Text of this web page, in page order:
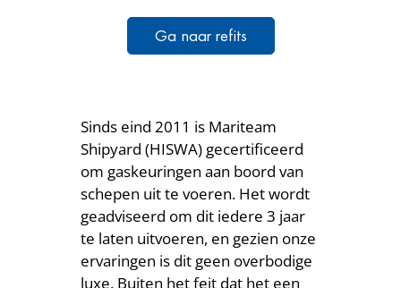
Ga naar refits
Sinds eind 2011 is Mariteam
Shipyard (HISWA) gecertificeerd
om gaskeuringen aan boord van
schepen uit te voeren. Het wordt
geadviseerd om dit iedere 3 jaar
te laten uitvoeren, en gezien onze
ervaringen is dit geen overbodige
luxe. Buiten het feit dat het een